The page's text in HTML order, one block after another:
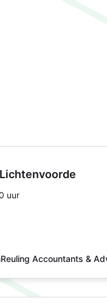
uur
Accountants &